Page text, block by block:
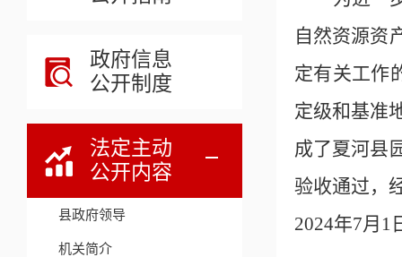
政府信息
公开制度
法定主动
公开内容
县政府领导
机关简介
自然资源资
定有关工作
定级和基准
成了夏河县
验收通过，
2024年7月1